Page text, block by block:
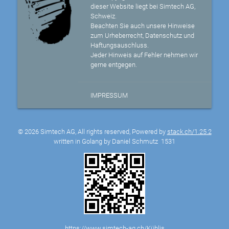
dieser Website liegt bei Simtech AG,
Schweiz.
Beachten Sie auch unsere Hinweise
zum Urheberrecht, Datenschutz und
Haftungsauschluss.
Jeder Hinweis auf Fehler nehmen wir
gerne entgegen.
IMPRESSUM
© 2026 Simtech AG, All rights reserved, Powered by stack.ch/1.25.2
written in Golang by Daniel Schmutz 1531